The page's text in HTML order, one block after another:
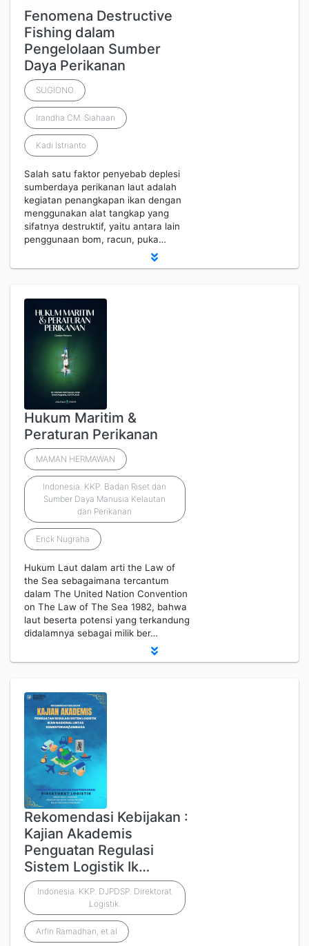
Fenomena Destructive
Fishing dalam
Pengelolaan Sumber
Daya Perikanan
SUGIONO
Irandha CM. Siahaan
Kadi Istrianto
Salah satu faktor penyebab deplesi
sumberdaya perikanan laut adalah
kegiatan penangkapan ikan dengan
menggunakan alat tangkap yang
sifatnya destruktif, yaitu antara lain
penggunaan bom, racun, puka…
Hukum Maritim &
Peraturan Perikanan
MAMAN HERMAWAN
Indonesia. KKP. Badan Riset dan
Sumber Daya Manusia Kelautan
dan Perikanan
Erick Nugraha
Hukum Laut dalam arti the Law of
the Sea sebagaimana tercantum
dalam The United Nation Convention
on The Law of The Sea 1982, bahwa
laut beserta potensi yang terkandung
didalamnya sebagai milik ber…
Rekomendasi Kebijakan :
Kajian Akademis
Penguatan Regulasi
Sistem Logistik Ik…
Indonesia. KKP. DJPDSP. Direktorat
Logistik.
Arfin Ramadhan, et.al